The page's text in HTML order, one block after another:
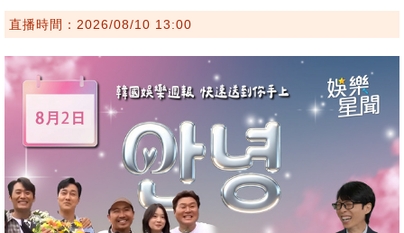
直播時間：2026/08/10 13:00